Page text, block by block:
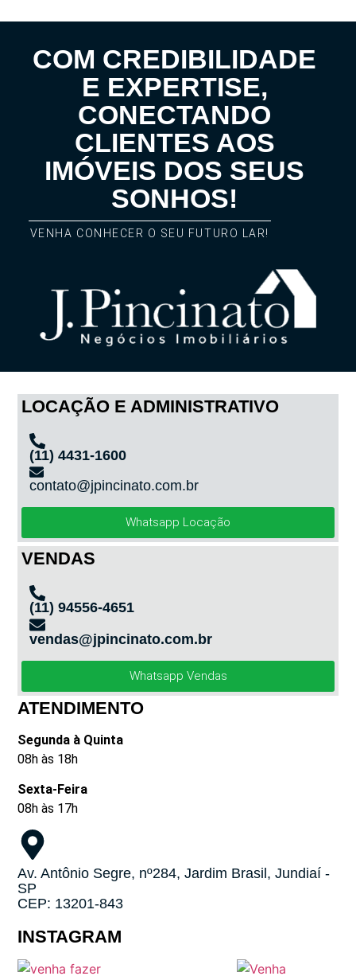
COM CREDIBILIDADE
E EXPERTISE,
CONECTANDO
CLIENTES AOS
IMÓVEIS DOS SEUS
SONHOS!
VENHA CONHECER O SEU FUTURO LAR!
LOCAÇÃO E ADMINISTRATIVO
(11) 4431-1600
contato@jpincinato.com.br
Whatsapp Locação
VENDAS
(11) 94556-4651
vendas@jpincinato.com.br
Whatsapp Vendas
ATENDIMENTO
Segunda à Quinta
08h às 18h
Sexta-Feira
08h às 17h
Av. Antônio Segre, nº284, Jardim Brasil, Jundiaí -
SP
CEP: 13201-843
INSTAGRAM